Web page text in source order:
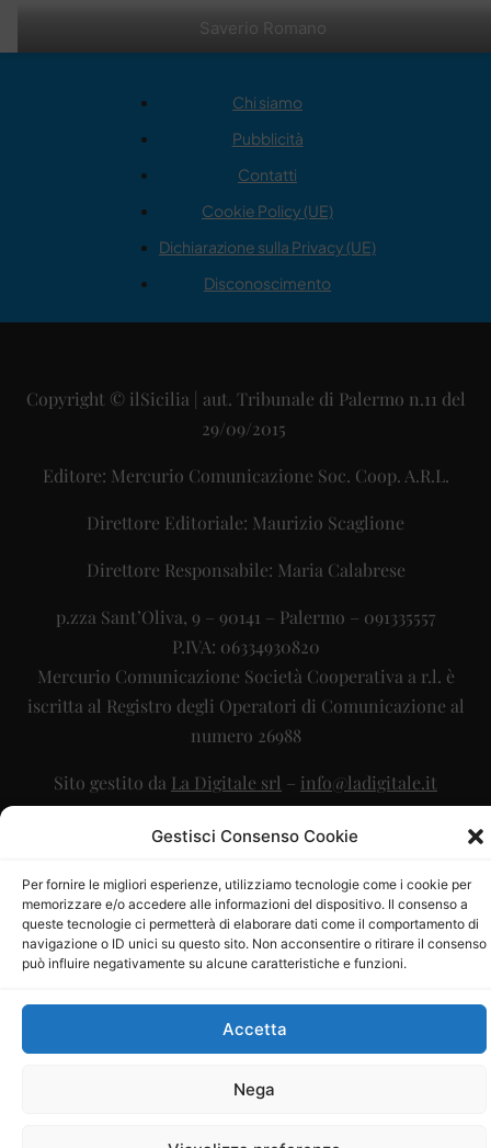
Gestisci Consenso Cookie
Per fornire le migliori esperienze, utilizziamo tecnologie come i cookie per
memorizzare e/o accedere alle informazioni del dispositivo. Il consenso a
queste tecnologie ci permetterà di elaborare dati come il comportamento di
navigazione o ID unici su questo sito. Non acconsentire o ritirare il consenso
può influire negativamente su alcune caratteristiche e funzioni.
Accetta
Nega
Saverio Romano
Chi siamo
Pubblicità
Contatti
Cookie Policy (UE)
Dichiarazione sulla Privacy (UE)
Disconoscimento
Copyright © ilSicilia | aut. Tribunale di Palermo n.11 del
29/09/2015
Editore: Mercurio Comunicazione Soc. Coop. A.R.L.
Direttore Editoriale: Maurizio Scaglione
Direttore Responsabile: Maria Calabrese
p.zza Sant’Oliva, 9 – 90141 – Palermo – 091335557
P.IVA: 06334930820
Mercurio Comunicazione Società Cooperativa a r.l. è
iscritta al Registro degli Operatori di Comunicazione al
numero 26988
Sito gestito da La Digitale srl – info@ladigitale.it